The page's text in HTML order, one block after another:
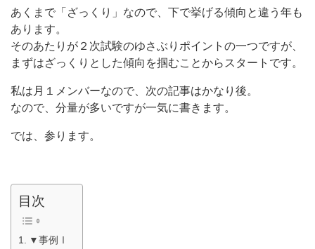
あくまで「ざっくり」なので、下で挙げる傾向と違う年も
あります。
そのあたりが２次試験のゆさぶりポイントの一つですが、
まずはざっくりとした傾向を掴むことからスタートです。
私は月１メンバーなので、次の記事はかなり後。
なので、分量が多いですが一気に書きます。
では、参ります。
目次
▼事例Ⅰ